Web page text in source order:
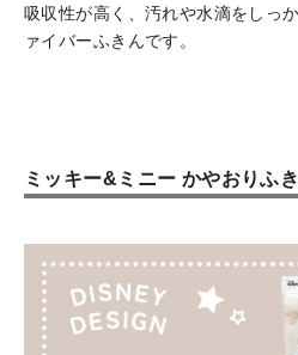
吸収性が高く、汚れや水滴をしっ
ァイバーふきんです。
ミッキー&ミニー かやおりふ